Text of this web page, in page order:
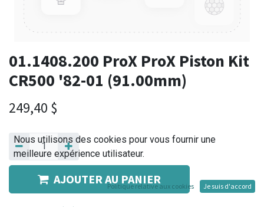
01.1408.200 ProX ProX Piston Kit
CR500 '82-01 (91.00mm)
249,40 $
AJOUTER AU PANIER
Nous utilisons des cookies pour vous fournir une
meilleure expérience utilisateur.
Politique relative aux cookies Je suis d'accord